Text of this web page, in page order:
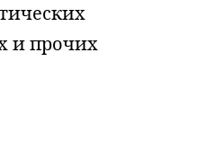
и прочих